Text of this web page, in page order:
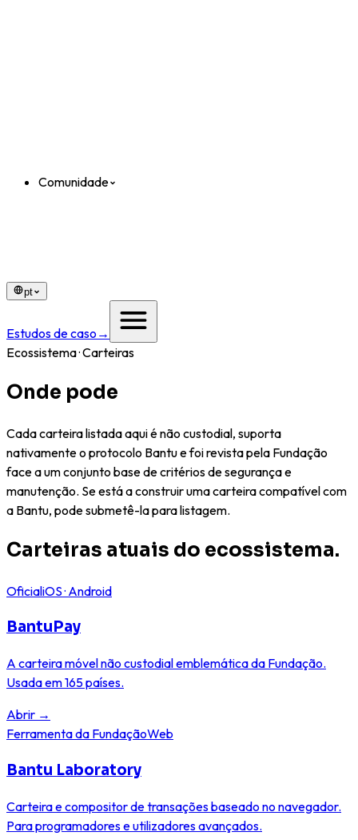
Comunidade
pt
Estudos de caso →
Ecossistema · Carteiras
Onde pode
Cada carteira listada aqui é não custodial, suporta
nativamente o protocolo Bantu e foi revista pela Fundação
face a um conjunto base de critérios de segurança e
manutenção. Se está a construir uma carteira compatível com
a Bantu, pode submetê-la para listagem.
Carteiras atuais do ecossistema.
OficialiOS · Android
BantuPay
A carteira móvel não custodial emblemática da Fundação.
Usada em 165 países.
Abrir →
Ferramenta da FundaçãoWeb
Bantu Laboratory
Carteira e compositor de transações baseado no navegador.
Para programadores e utilizadores avançados.